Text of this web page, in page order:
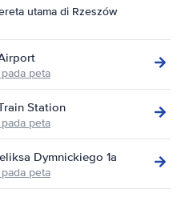
utama di Rzeszów
peta
Station
peta
Dymnickiego 1a
peta